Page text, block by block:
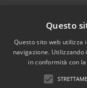
Accessibilità
Questo
Questo sito web utilizza
navigazione.
in conformità con